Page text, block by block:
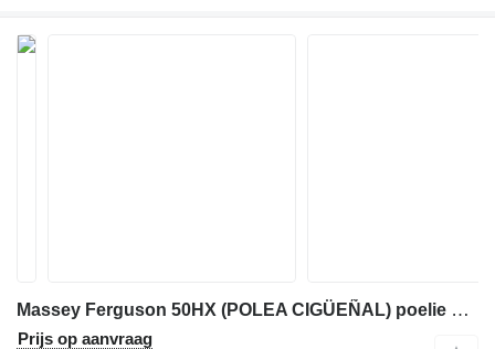
Massey Ferguson 50HX (POLEA CIGÜEÑAL) poelie voor Massey Ferguson 50HX graaflaadmachine
Prijs op aanvraag